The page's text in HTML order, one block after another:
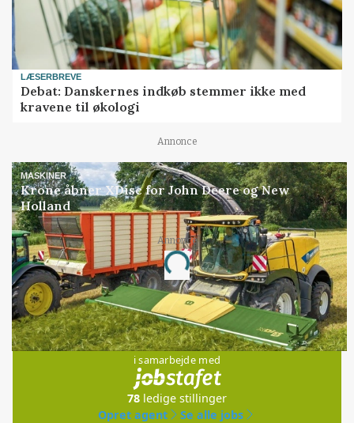
LÆSERBREVE
Debat: Danskernes indkøb stemmer ikke med
kravene til økologi
Annonce
MASKINER
Krone åbner XDisc for John Deere og New
Holland
Annonce
Loading...
Jobs
i samarbejde med
78 ledige stillinger
Opret agent
Se alle jobs